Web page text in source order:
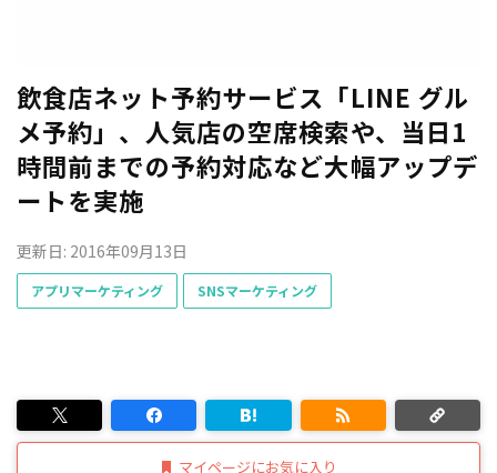
飲食店ネット予約サービス「LINE グル
メ予約」、人気店の空席検索や、当日1
時間前までの予約対応など大幅アップデ
ートを実施
更新日: 2016年09月13日
アプリマーケティング SNSマーケティング
マイページにお気に入り